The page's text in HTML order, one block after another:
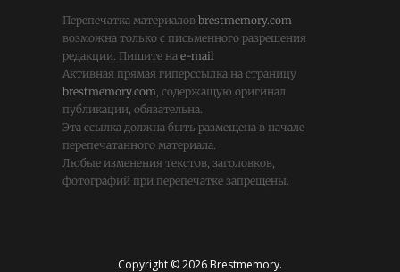
Перепечатка материалов brestmemory.com
возможна только с письменного разрешения
редакции. Пишите на e-mail
Активная прямая гиперссылка на страницу
brestmemory.com, содержащую оригинал
публикации, обязательна.
Эта ссылка должна быть размещена в начале
перепечатанного материала.
Любые изменения текстов, заголовков,
фотографий при перепечатке запрещены.
Copyright © 2026 Brestmemory.